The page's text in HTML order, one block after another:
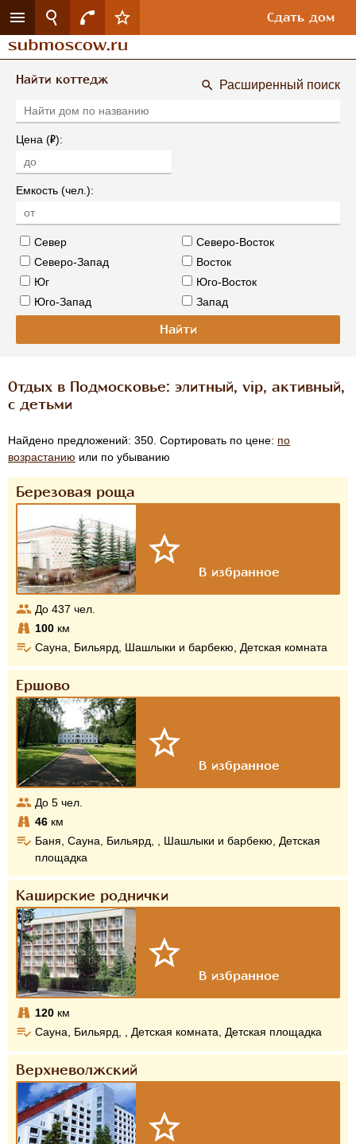
Сдать дом
Расширенный поиск
Найти коттедж
Цена (Р):
Емкость (чел.):
Север
Северо-Восток
Северо-Запад
Восток
Юг
Юго-Восток
Юго-Запад
Запад
Отдых в Подмосковье: элитный, vip, активный,
с детьми
Найдено предложений: 350. Сортировать по цене: по
возрастанию или по убыванию
Березовая роща
До 437 чел.
100 км
Сауна, Бильярд, Шашлыки и барбекю, Детская комната
Ершово
До 5 чел.
46 км
Баня, Сауна, Бильярд, , Шашлыки и барбекю, Детская
площадка
Каширские роднички
120 км
Сауна, Бильярд, , Детская комната, Детская площадка
Верхневолжский